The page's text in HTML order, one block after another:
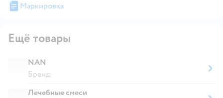
Маркировка
Ещё товары
NAN
Бренд
Лечебные смеси